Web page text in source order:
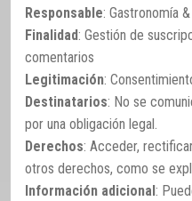
Responsable: Gastronomía
Finalidad: Gestión de
comentarios
Legitimación:
Destinatarios: No se
por una obligación legal.
Derechos: Acceder,
otros derechos, como se
Información adicional: